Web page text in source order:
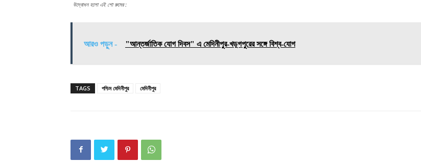
উদ্বোধন হলো এই শো রুমের :
আরও পড়ুন - "আন্তর্জাতিক যোগ দিবস" এ মেদিনীপুর-খড়্গপুরের সঙ্গে বিশ্ব-যোগ
TAGS পশ্চিম মেদিনীপুর মেদিনীপুর